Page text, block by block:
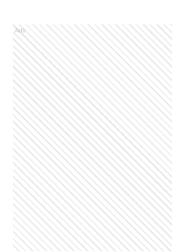
Ads